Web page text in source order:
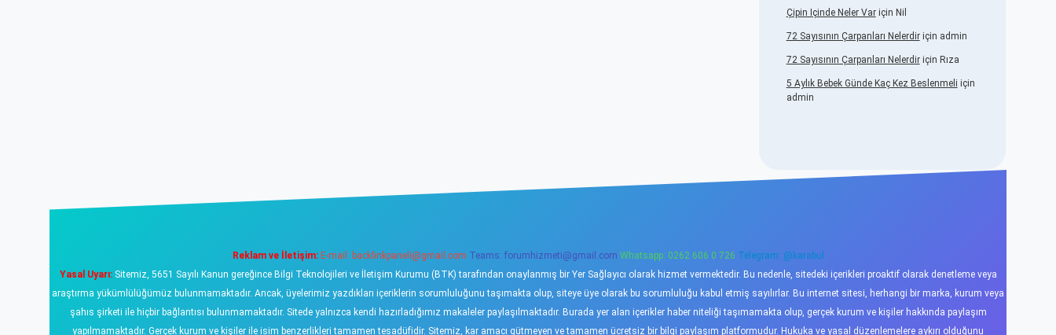
Çipin Içinde Neler Variçin Nil
72 Sayısının Çarpanları Nelerdiriçin admin
72 Sayısının Çarpanları Nelerdiriçin Rıza
5 Aylık Bebek Günde Kaç Kez Beslenmeli için
admin
Reklam ve İletişim: E-mail: backlinkpaneli@gmail.com Teams: forumhizmeti@gmail.com Whatsapp: 0262 606 0 726 Telegram: @karabul
Yasal Uyarı:Sitemiz, 5651 Sayılı Kanun gereğince Bilgi Teknolojileri ve İletişim Kurumu (BTK) tarafından onaylanmış bir Yer Sağlayıcı olarak hizmet vermektedir. Bu nedenle, sitedeki içerikleri proaktif olarak denetleme veya
araştırma yükümlülüğümüz bulunmamaktadır. Ancak, üyelerimiz yazdıkları içeriklerin sorumluluğunu taşımakta olup, siteye üye olarak bu sorumluluğu kabul etmiş sayılırlar. Bu internet sitesi, herhangi bir marka, kurum veya
şahıs şirketi ile hiçbir bağlantısı bulunmamaktadır. Sitede yalnızca kendi hazırladığımız makaleler paylaşılmaktadır. Burada yer alan içerikler haber niteliği taşımamakta olup, gerçek kurum ve kişiler hakkında paylaşım
yapılmamaktadır. Gerçek kurum ve kişiler ile isim benzerlikleri tamamen tesadüfidir. Sitemiz, kar amacı gütmeyen ve tamamen ücretsiz bir bilgi paylaşım platformudur. Hukuka ve yasal düzenlemelere aykırı olduğunu